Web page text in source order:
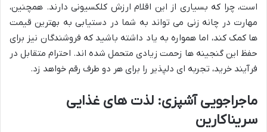
است، چرا که بسیاری از این اقلام ارزش کلکسیونی دارند. همچنین،
مهارت در چانه زنی می تواند به شما در دستیابی به بهترین قیمت
ها کمک کند، اما همواره به یاد داشته باشید که فروشندگان نیز برای
حفظ این گنجینه ها زحمت زیادی متحمل شده اند. احترام متقابل در
فرآیند خرید، تجربه ای دلپذیر را برای هر دو طرف رقم خواهد زد.
ماجراجویی آشپزی: لذت های غذایی
سریناکارین